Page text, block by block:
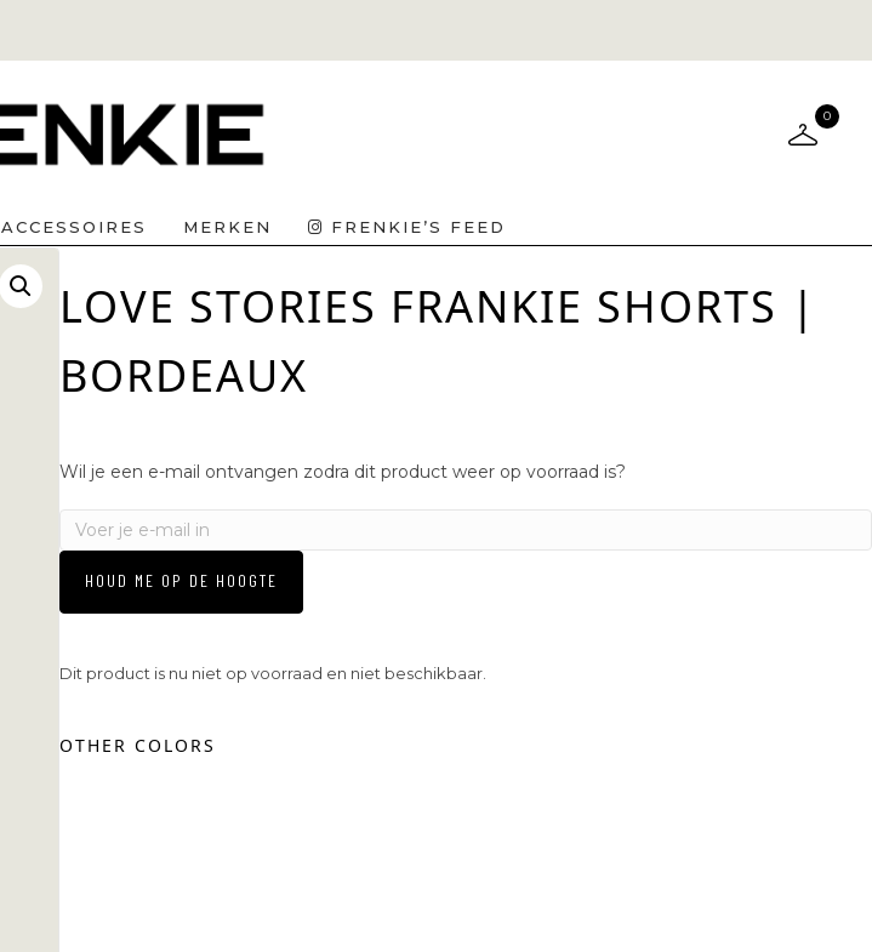
0
ACCESSOIRES MERKEN FRENKIE’S FEED
LOVE STORIES FRANKIE SHORTS |
BORDEAUX
Wil je een e-mail ontvangen zodra dit product weer op voorraad is?
HOUD ME OP DE HOOGTE
Dit product is nu niet op voorraad en niet beschikbaar.
OTHER COLORS